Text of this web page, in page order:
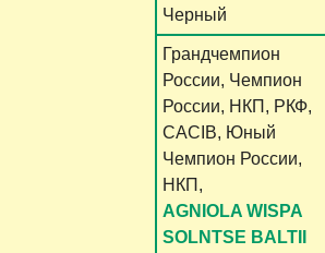
Черный
Грандчемпион
России, Чемпион
России, НКП, РКФ,
CACIB, Юный
Чемпион России,
НКП,
AGNIOLA WISPA
SOLNTSE BALTII